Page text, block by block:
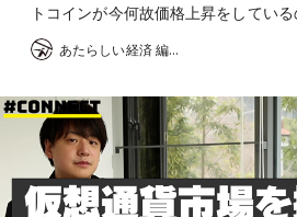
トコインが今何故価格上昇をしてい
あたらしい経済 編集部